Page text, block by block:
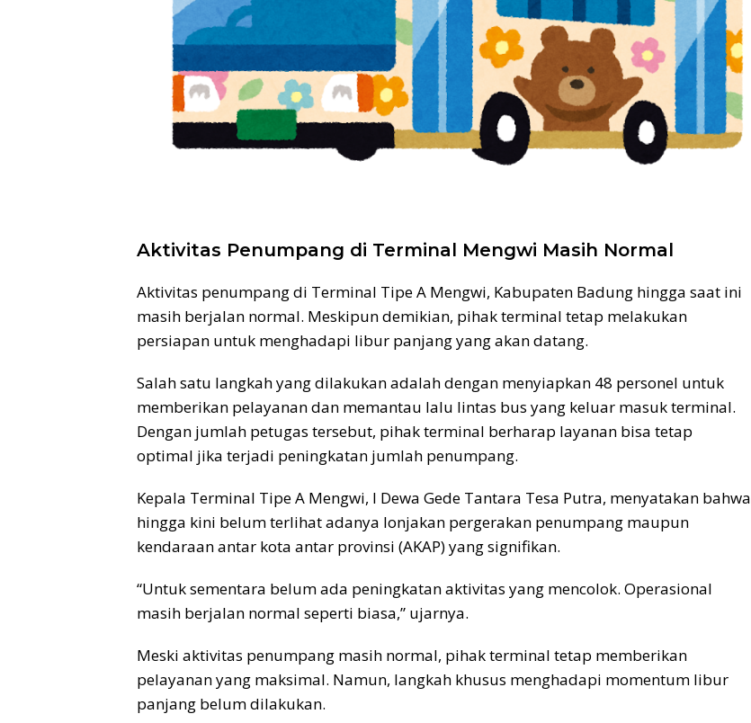
Aktivitas Penumpang di Terminal Mengwi Masih Normal
Aktivitas penumpang di Terminal Tipe A Mengwi, Kabupaten Badung hingga saat ini
masih berjalan normal. Meskipun demikian, pihak terminal tetap melakukan
persiapan untuk menghadapi libur panjang yang akan datang.
Salah satu langkah yang dilakukan adalah dengan menyiapkan 48 personel untuk
memberikan pelayanan dan memantau lalu lintas bus yang keluar masuk terminal.
Dengan jumlah petugas tersebut, pihak terminal berharap layanan bisa tetap
optimal jika terjadi peningkatan jumlah penumpang.
Kepala Terminal Tipe A Mengwi, I Dewa Gede Tantara Tesa Putra, menyatakan bahwa
hingga kini belum terlihat adanya lonjakan pergerakan penumpang maupun
kendaraan antar kota antar provinsi (AKAP) yang signifikan.
“Untuk sementara belum ada peningkatan aktivitas yang mencolok. Operasional
masih berjalan normal seperti biasa,” ujarnya.
Meski aktivitas penumpang masih normal, pihak terminal tetap memberikan
pelayanan yang maksimal. Namun, langkah khusus menghadapi momentum libur
panjang belum dilakukan.